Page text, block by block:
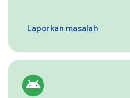
Laporkan masalah